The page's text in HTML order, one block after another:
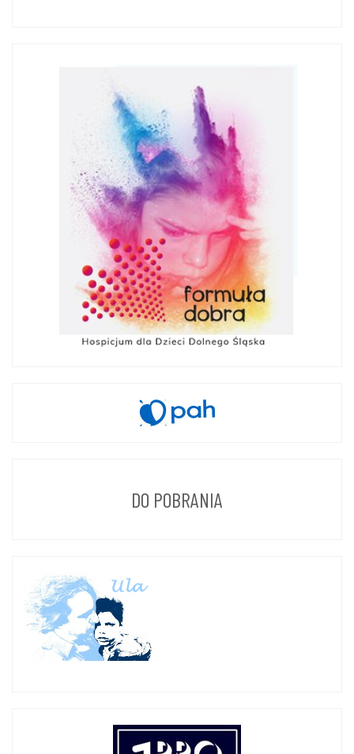
DO POBRANIA